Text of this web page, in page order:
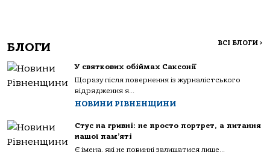
БЛОГИ ВСІ БЛОГИ >
У святкових обіймах Саксонії
Щоразу після повернення із журналістського
відрядження я...
НОВИНИ РІВНЕНЩИНИ
Стус на гривні: не просто портрет, а питання
нашої пам’яті
Є імена, які не повинні залишатися лише...